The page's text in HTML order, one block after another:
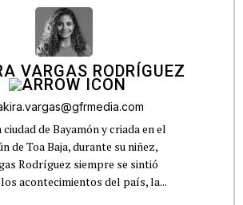
VARGAS RODRÍGUEZ
ciudad de Bayamón y criada en el
de Toa Baja, durante su niñez,
Rodríguez siempre se sintió
acontecimientos del país, la...